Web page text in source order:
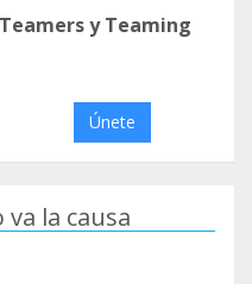
y Teaming
Únete
la causa